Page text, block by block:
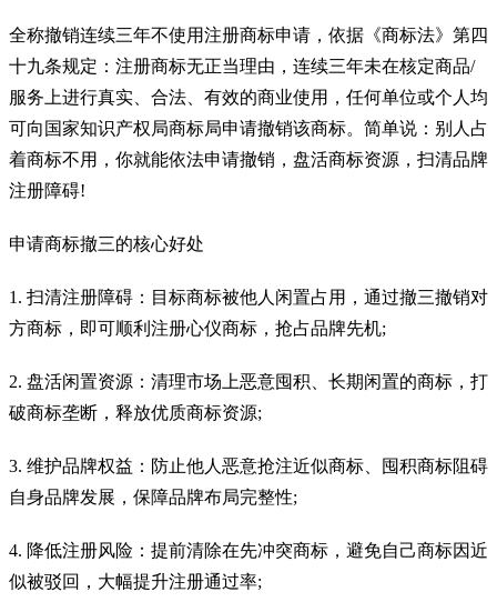
全称撤销连续三年不使用注册商标申请，依据《商标法》第四
十九条规定：注册商标无正当理由，连续三年未在核定商品/
服务上进行真实、合法、有效的商业使用，任何单位或个人均
可向国家知识产权局商标局申请撤销该商标。简单说：别人占
着商标不用，你就能依法申请撤销，盘活商标资源，扫清品牌
注册障碍!
申请商标撤三的核心好处
1. 扫清注册障碍：目标商标被他人闲置占用，通过撤三撤销对
方商标，即可顺利注册心仪商标，抢占品牌先机;
2. 盘活闲置资源：清理市场上恶意囤积、长期闲置的商标，打
破商标垄断，释放优质商标资源;
3. 维护品牌权益：防止他人恶意抢注近似商标、囤积商标阻碍
自身品牌发展，保障品牌布局完整性;
4. 降低注册风险：提前清除在先冲突商标，避免自己商标因近
似被驳回，大幅提升注册通过率;